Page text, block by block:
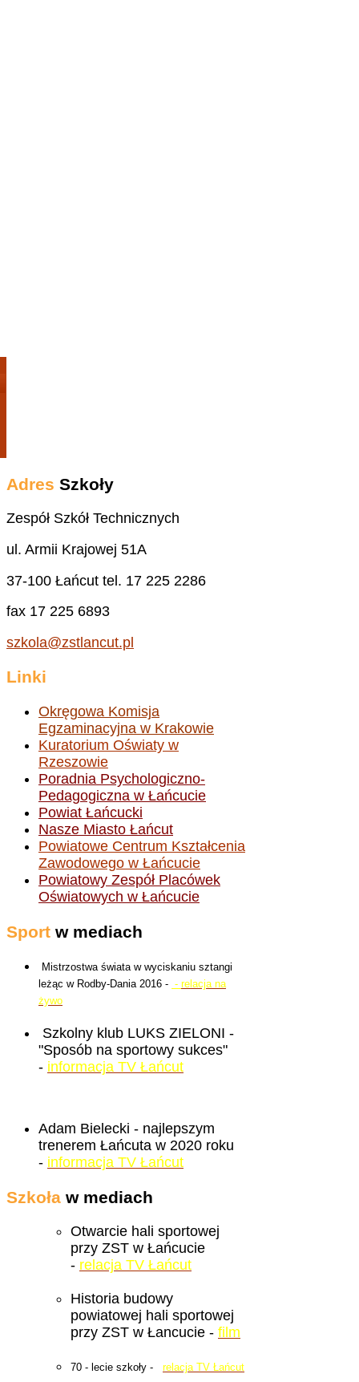
Adres Szkoły
Zespół Szkół Technicznych
ul. Armii Krajowej 51A
37-100 Łańcut tel. 17 225 2286
fax 17 225 6893
szkola@zstlancut.pl
Linki
Okręgowa Komisja
Egzaminacyjna w Krakowie
Kuratorium Oświaty w
Rzeszowie
Poradnia Psychologiczno-
Pedagogiczna w Łańcucie
Powiat Łańcucki
Nasze Miasto Łańcut
Powiatowe Centrum Kształcenia
Zawodowego w Łańcucie
Powiatowy Zespół Placówek
Oświatowych w Łańcucie
Sport w mediach
Mistrzostwa świata w wyciskaniu sztangi
leżąc w Rodby-Dania 2016 - - relacja na
żywo
Szkolny klub LUKS ZIELONI -
"Sposób na sportowy sukces"
- informacja TV Łańcut
Adam Bielecki - najlepszym
trenerem Łańcuta w 2020 roku
- informacja TV Łańcut
Szkoła w mediach
Otwarcie hali sportowej
przy ZST w Łańcucie
- relacja TV Łańcut
Historia budowy
powiatowej hali sportowej
przy ZST w Łancucie - film
70 - lecie szkoły - relacja TV Łańcut